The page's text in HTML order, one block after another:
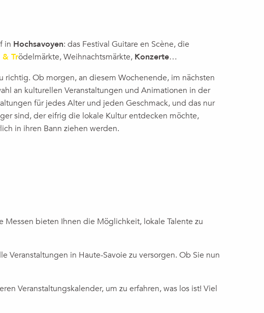
in Hochsavoyen: das Festival Guitare en Scène, die
& Trödelmärkte, Weihnachtsmärkte, Konzerte…
richtig. Ob morgen, an diesem Wochenende, im nächsten
an kulturellen Veranstaltungen und Animationen in der
für jedes Alter und jeden Geschmack, und das nur
sind, der eifrig die lokale Kultur entdecken möchte,
in ihren Bann ziehen werden.
Messen bieten Ihnen die Möglichkeit, lokale Talente zu
in Haute-Savoie zu versorgen. Ob Sie nun
Veranstaltungskalender, um zu erfahren, was los ist! Viel